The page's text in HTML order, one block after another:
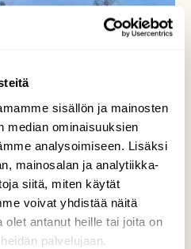
sisällön ja mainosten
median ominaisuuksien
analysoimiseen. Lisäksi
mainosalan ja analytiikka-
siitä, miten käytät
voivat yhdistää näitä
olet antanut heille tai joita on
palvelujaan.
niityt
Aurajoki aamulla 16.1